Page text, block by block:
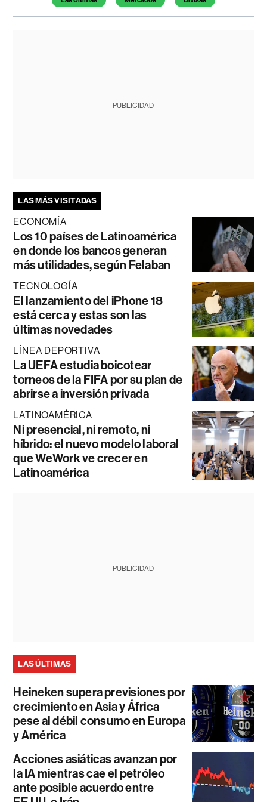
PUBLICIDAD
LAS MÁS VISITADAS
ECONOMÍA
Los 10 países de Latinoamérica
en donde los bancos generan
más utilidades, según Felaban
TECNOLOGÍA
El lanzamiento del iPhone 18
está cerca y estas son las
últimas novedades
LÍNEA DEPORTIVA
La UEFA estudia boicotear
torneos de la FIFA por su plan de
abrirse a inversión privada
LATINOAMÉRICA
Ni presencial, ni remoto, ni
híbrido: el nuevo modelo laboral
que WeWork ve crecer en
Latinoamérica
PUBLICIDAD
LAS ÚLTIMAS
Heineken supera previsiones por
crecimiento en Asia y África
pese al débil consumo en Europa
y América
Acciones asiáticas avanzan por
la IA mientras cae el petróleo
ante posible acuerdo entre